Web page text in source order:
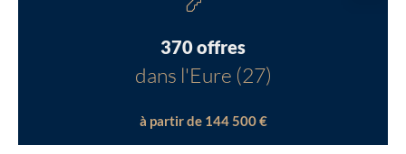
370 offres
dans l'Eure (27)
à partir de 144 500 €